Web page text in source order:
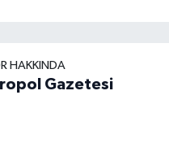
HAKKINDA
Gazetesi